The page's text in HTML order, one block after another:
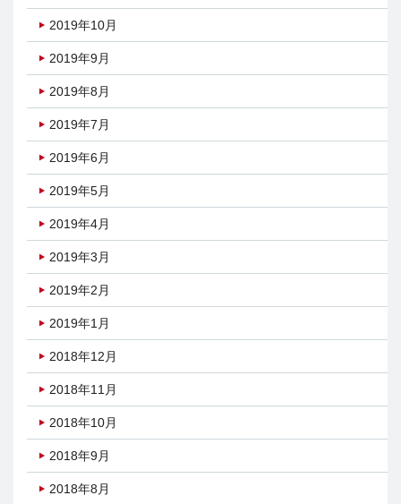
2019年10月
2019年9月
2019年8月
2019年7月
2019年6月
2019年5月
2019年4月
2019年3月
2019年2月
2019年1月
2018年12月
2018年11月
2018年10月
2018年9月
2018年8月